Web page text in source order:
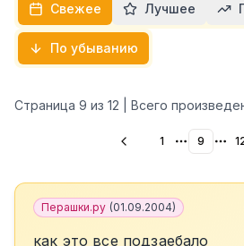
Свежее Лучшее
По убыванию
Страница 9 из 12 | Всего
1 More pages
9
Перашки.ру (01.09.2004)
как это все подзаебало